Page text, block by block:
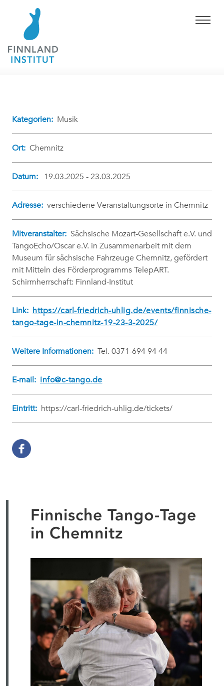
Kategorien: Musik
Ort: Chemnitz
Datum: 19.03.2025 - 23.03.2025
Adresse: verschiedene Veranstaltungsorte in Chemnitz
Mitveranstalter: Sächsische Mozart-Gesellschaft e.V. und
TangoEcho/Oscar e.V. in Zusammenarbeit mit dem
Museum für sächsische Fahrzeuge Chemnitz, gefördert
mit Mitteln des Förderprogramms TelepART.
Schirmherrschaft: Finnland-Institut
Link: https://carl-friedrich-uhlig.de/events/finnische-
tango-tage-in-chemnitz-19-23-3-2025/
Weitere Informationen: Tel. 0371-694 94 44
E-mail: info@c-tango.de
Eintritt: https://carl-friedrich-uhlig.de/tickets/
Finnische Tango-Tage
in Chemnitz